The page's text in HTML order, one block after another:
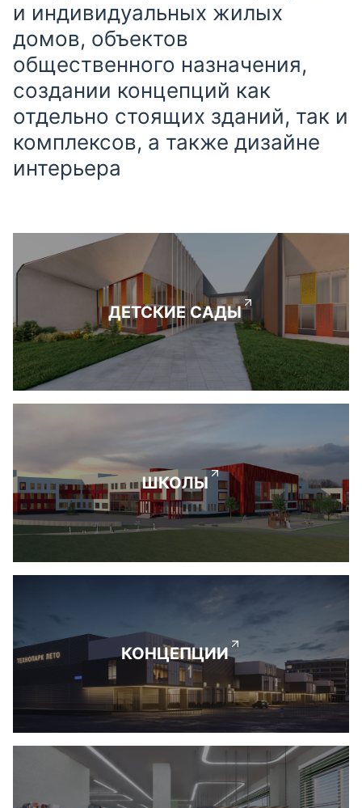
и индивидуальных жилых
домов, объектов
общественного назначения,
создании концепций как
отдельно стоящих зданий, так и
комплексов, а также дизайне
интерьера
ДЕТСКИЕ САДЫ
ШКОЛЫ
КОНЦЕПЦИИ